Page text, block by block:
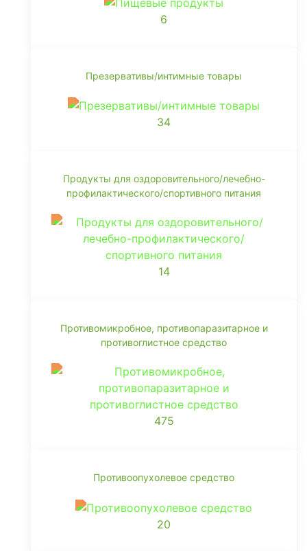
6
Презервативы/интимные товары
34
Продукты для оздоровительного/лечебно-
профилактического/спортивного питания
14
Противомикробное, противопаразитарное и
противоглистное средство
475
Противоопухолевое средство
20